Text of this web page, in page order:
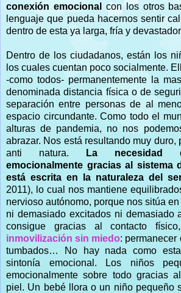
conexión emocional con los otros
lenguaje que pueda hacernos sentir
dentro de esta ya larga, fría y
Dentro de los ciudadanos, están los
los cuales cuentan poco socialmente.
-como todos- permanentemente la
denominada distancia física o de
separación entre personas de al
espacio circundante. Como todo el
alturas de pandemia, no nos
abrazar. Nos está resultando muy duro,
anti natura.
La necesidad
emocionalmente gracias al sistema
está escrita en la naturaleza del
2011), lo cual nos mantiene
nervioso autónomo, porque nos sitúa
ni demasiado excitados ni demasiado
consigue gracias al contacto
inmovilización sin miedo: permanecer
tumbados… No hay nada como
sintonía emocional. Los niños
emocionalmente sobre todo gracias
piel. Un bebé llora o un niño pequeño